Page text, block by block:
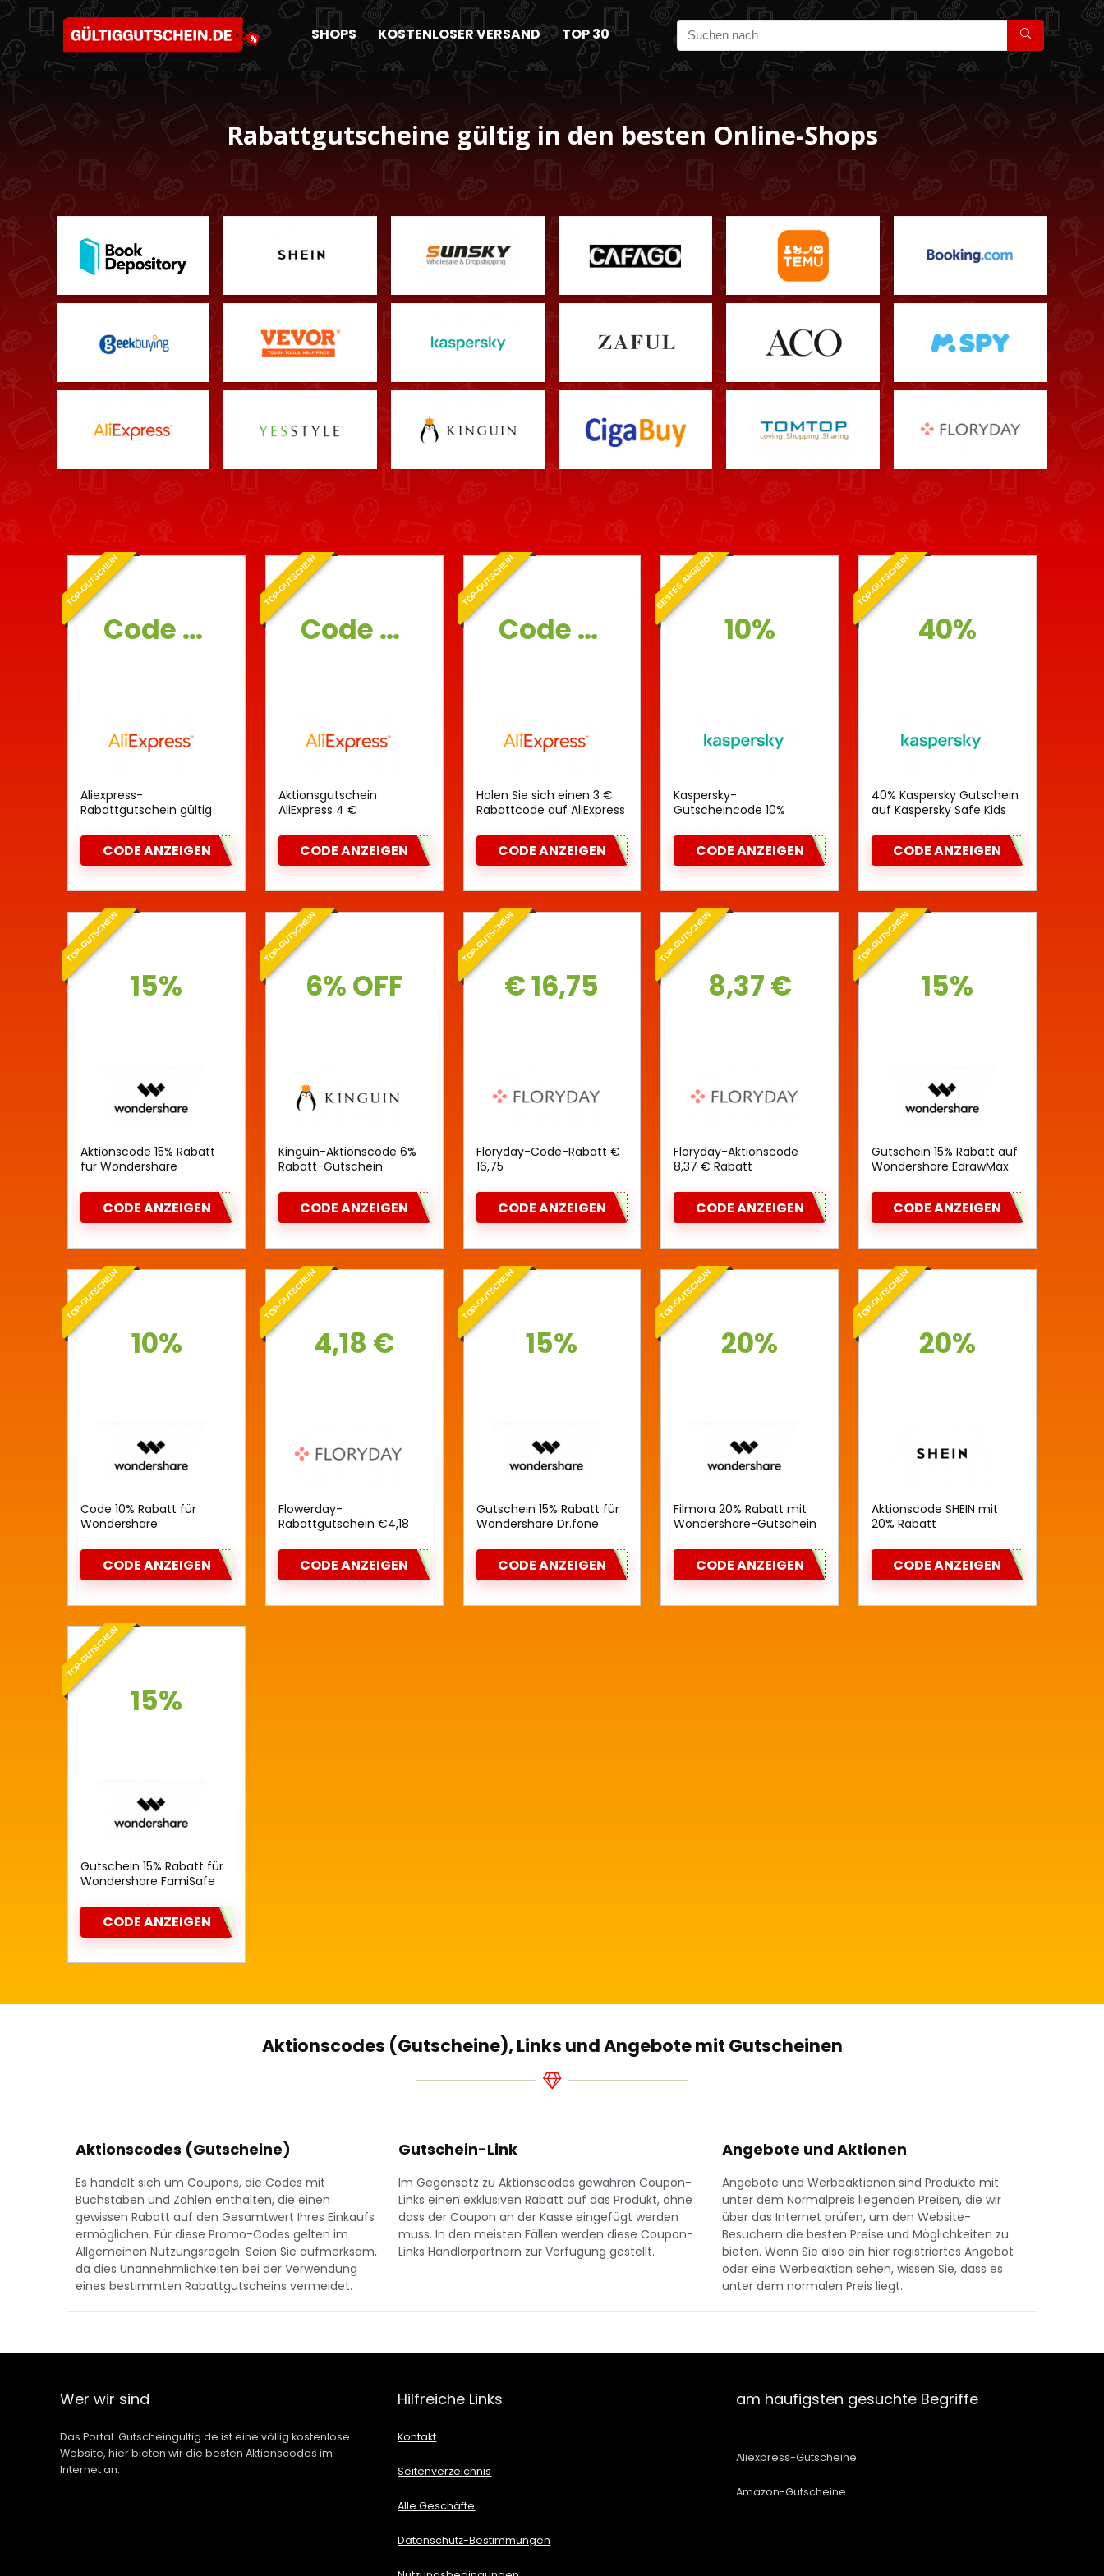
SHOPS KOSTENLOSER VERSAND TOP 30
Rabattgutscheine gültig in den besten Online-Shops
TOP-GUTSCHEIN
Code 4€
Aliexpress-
Rabattgutschein gültig
Website
CODE ANZEIGEN
TOP-GUTSCHEIN
Code 4€
Aktionsgutschein
AliExpress 4 €
CODE ANZEIGEN
TOP-GUTSCHEIN
Code 3€
Holen Sie sich einen 3 €
Rabattcode auf AliExpress
CODE ANZEIGEN
BESTES ANGEBOT
10%
Kaspersky-
Gutscheincode 10%
CODE ANZEIGEN
TOP-GUTSCHEIN
40%
40% Kaspersky Gutschein
auf Kaspersky Safe Kids
CODE ANZEIGEN
TOP-GUTSCHEIN
15%
Aktionscode 15% Rabatt
für Wondershare
CODE ANZEIGEN
TOP-GUTSCHEIN
6% OFF
Kinguin-Aktionscode 6%
Rabatt-Gutschein
CODE ANZEIGEN
TOP-GUTSCHEIN
€ 16,75
Floryday-Code-Rabatt €
16,75
CODE ANZEIGEN
TOP-GUTSCHEIN
8,37 €
Floryday-Aktionscode
8,37 € Rabatt
CODE ANZEIGEN
TOP-GUTSCHEIN
15%
Gutschein 15% Rabatt auf
Wondershare EdrawMax
CODE ANZEIGEN
TOP-GUTSCHEIN
10%
Code 10% Rabatt für
Wondershare
CODE ANZEIGEN
TOP-GUTSCHEIN
4,18 €
Flowerday-
Rabattgutschein €4,18
CODE ANZEIGEN
TOP-GUTSCHEIN
15%
Gutschein 15% Rabatt für
Wondershare Dr.fone
CODE ANZEIGEN
TOP-GUTSCHEIN
20%
Filmora 20% Rabatt mit
Wondershare-Gutschein
CODE ANZEIGEN
TOP-GUTSCHEIN
20%
Aktionscode SHEIN mit
20% Rabatt
CODE ANZEIGEN
TOP-GUTSCHEIN
15%
Gutschein 15% Rabatt für
Wondershare FamiSafe
CODE ANZEIGEN
Aktionscodes (Gutscheine), Links und Angebote mit Gutscheinen
Aktionscodes (Gutscheine)
Es handelt sich um Coupons, die Codes mit
Buchstaben und Zahlen enthalten, die einen
gewissen Rabatt auf den Gesamtwert Ihres Einkaufs
ermöglichen. Für diese Promo-Codes gelten im
Allgemeinen Nutzungsregeln. Seien Sie aufmerksam,
da dies Unannehmlichkeiten bei der Verwendung
eines bestimmten Rabattgutscheins vermeidet.
Gutschein-Link
Im Gegensatz zu Aktionscodes gewähren Coupon-
Links einen exklusiven Rabatt auf das Produkt, ohne
dass der Coupon an der Kasse eingefügt werden
muss. In den meisten Fällen werden diese Coupon-
Links Händlerpartnern zur Verfügung gestellt.
Angebote und Aktionen
Angebote und Werbeaktionen sind Produkte mit
unter dem Normalpreis liegenden Preisen, die wir
über das Internet prüfen, um den Website-
Besuchern die besten Preise und Möglichkeiten zu
bieten. Wenn Sie also ein hier registriertes Angebot
oder eine Werbeaktion sehen, wissen Sie, dass es
unter dem normalen Preis liegt.
Wer wir sind
Das Portal Gutscheingultig.de ist eine völlig kostenlose
Website, hier bieten wir die besten Aktionscodes im
Internet an.
Hilfreiche Links
Kontakt
Seitenverzeichnis
Alle Geschäfte
Datenschutz-Bestimmungen
am häufigsten gesuchte Begriffe
Aliexpress-Gutscheine
Amazon-Gutscheine